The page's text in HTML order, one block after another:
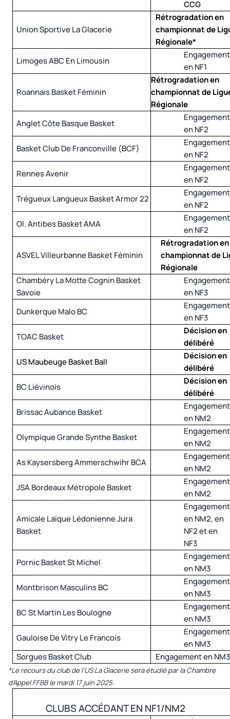
CCG
Union Sportive La Glacerie
Rétrogradation en
championnat de
Régionale*
Limoges ABC En Limousin
Engagement
en NF1
Roannais Basket Féminin
Rétrogradation en
championnat de
Régionale
Anglet Côte Basque Basket
Engagement
en NF2
Basket Club De Franconville (BCF)
Engagement
en NF2
Rennes Avenir
Engagement
en NF2
Trégueux Langueux Basket Armor 22
Engagement
en NF2
Ol. Antibes Basket AMA
Engagement
en NF2
ASVEL Villeurbanne Basket Féminin
Rétrogradation en
championnat de
Régionale
Chambéry La Motte Cognin Basket
Savoie
Engagement
en NF3
Dunkerque Malo BC
Engagement
en NF3
TOAC Basket
Décision en
délibéré
US Maubeuge Basket Ball
Décision en
délibéré
BC Liévinois
Décision en
délibéré
Brissac Aubance Basket
Engagement
en NM2
Olympique Grande Synthe Basket
Engagement
en NM2
As Kaysersberg Ammerschwihr BCA
Engagement
en NM2
JSA Bordeaux Métropole Basket
Engagement
en NM2
Amicale Laïque Lédonienne Jura
Basket
Engagement
en NM2, en
NF2 et en
NF3
Pornic Basket St Michel
Engagement
en NM3
Montbrison Masculins BC
Engagement
en NM3
BC St Martin Les Boulogne
Engagement
en NM3
Gauloise De Vitry Le Francois
Engagement
en NM3
Sorgues Basket Club
Engagement en NM3
*Le recours du club de l’US La Glacerie sera étudié par la Chambre
d’Appel FFBB le mardi 17 juin 2025.
CLUBS ACCÉDANT EN NF1/NM2